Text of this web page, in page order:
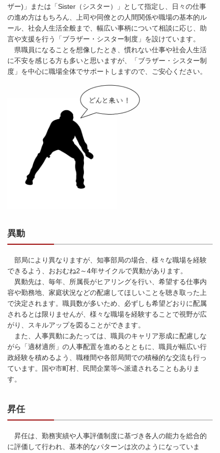
ザー)」または「Sister（シスター）」として指定し、日々の仕事
の進め方はもちろん、上司や同僚との人間関係や職場の基本的ル
ール、社会人生活全般まで、幅広い事柄について相談に応じ、助
言や支援を行う「ブラザー・シスター制度」を設けています。
県職員になることを想像したとき、慣れない仕事や社会人生活
に不安を感じる方も多いと思いますが、「ブラザー・シスター制
度」を中心に職場全体でサポートしますので、ご安心ください。
異動
部局により異なりますが、知事部局の場合、様々な職場を経験
できるよう、おおむね2～4年サイクルで異動があります。
異動先は、毎年、所属長がヒアリングを行い、希望する仕事内
容や勤務地、家庭状況などの配慮してほしいことを聴き取った上
で決定されます。職員数が多いため、必ずしも希望どおりに配属
されるとは限りませんが、様々な職場を経験することで視野が広
がり、スキルアップを図ることができます。
また、人事異動にあたっては、職員のキャリア形成に配慮しな
がら「適材適所」の人事配置を進めるとともに、職員が幅広い行
政経験を積めるよう、職種間や各部局間での積極的な交流も行っ
ています。国や市町村、民間企業等へ派遣されることもありま
す。
昇任
昇任は、勤務実績や人事評価制度に基づき各人の能力を総合的
に評価して行われ、基本的なパターンは次のようになっていま